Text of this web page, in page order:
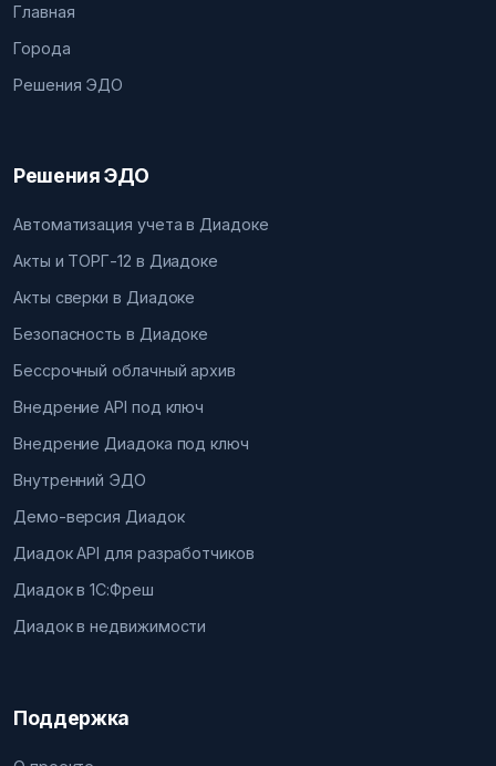
Главная
Города
Решения ЭДО
Решения ЭДО
Автоматизация учета в Диадоке
Акты и ТОРГ-12 в Диадоке
Акты сверки в Диадоке
Безопасность в Диадоке
Бессрочный облачный архив
Внедрение API под ключ
Внедрение Диадока под ключ
Внутренний ЭДО
Демо-версия Диадок
Диадок API для разработчиков
Диадок в 1С:Фреш
Диадок в недвижимости
Поддержка